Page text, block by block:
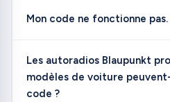
Mon code ne fonctionne
Les autoradios Blaupunkt
modèles de voiture
code ?